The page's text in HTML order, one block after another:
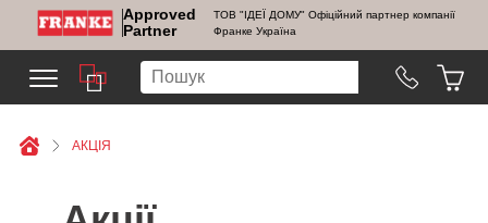
Approved
Partner
ТОВ "ІДЕЇ ДОМУ" Офіційний партнер компанії
Франке Україна
АКЦІЯ